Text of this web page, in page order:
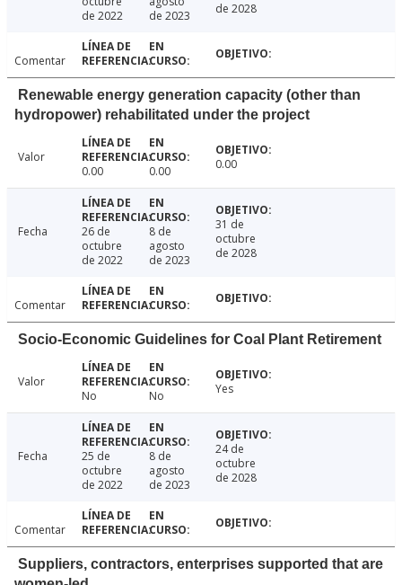
de 2022
de 2023
de 2028
Comentar
Renewable energy generation capacity (other than
hydropower) rehabilitated under the project
Valor
0.00
0.00 0.00
Fecha
26 de
octubre
de 2022
8 de
agosto
de 2023
31 de
octubre
de 2028
Comentar
Socio-Economic Guidelines for Coal Plant Retirement
Valor
No
No Yes
Fecha
25 de
octubre
de 2022
8 de
agosto
de 2023
24 de
octubre
de 2028
Comentar
Suppliers, contractors, enterprises supported that are